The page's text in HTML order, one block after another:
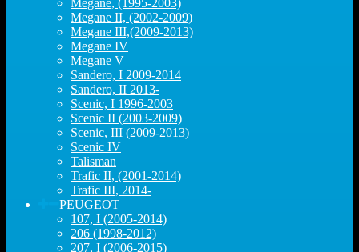
Megane, (1995-2003)
Megane II, (2002-2009)
Megane III,(2009-2013)
Megane IV
Megane V
Sandero, I 2009-2014
Sandero, II 2013-
Scenic, I 1996-2003
Scenic II (2003-2009)
Scenic, III (2009-2013)
Scenic IV
Talisman
Trafic II, (2001-2014)
Trafic III, 2014-
PEUGEOT
107, I (2005-2014)
206 (1998-2012)
207, I (2006-2015)